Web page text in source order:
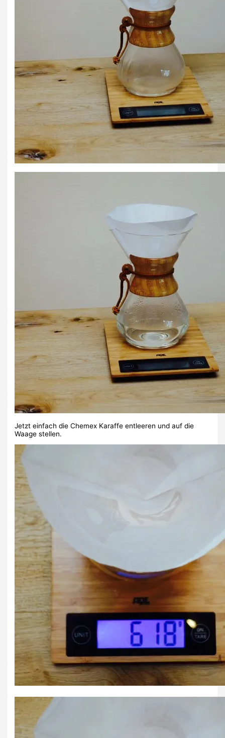
Jetzt einfach die Chemex Karaffe entleeren und auf die
Waage stellen.